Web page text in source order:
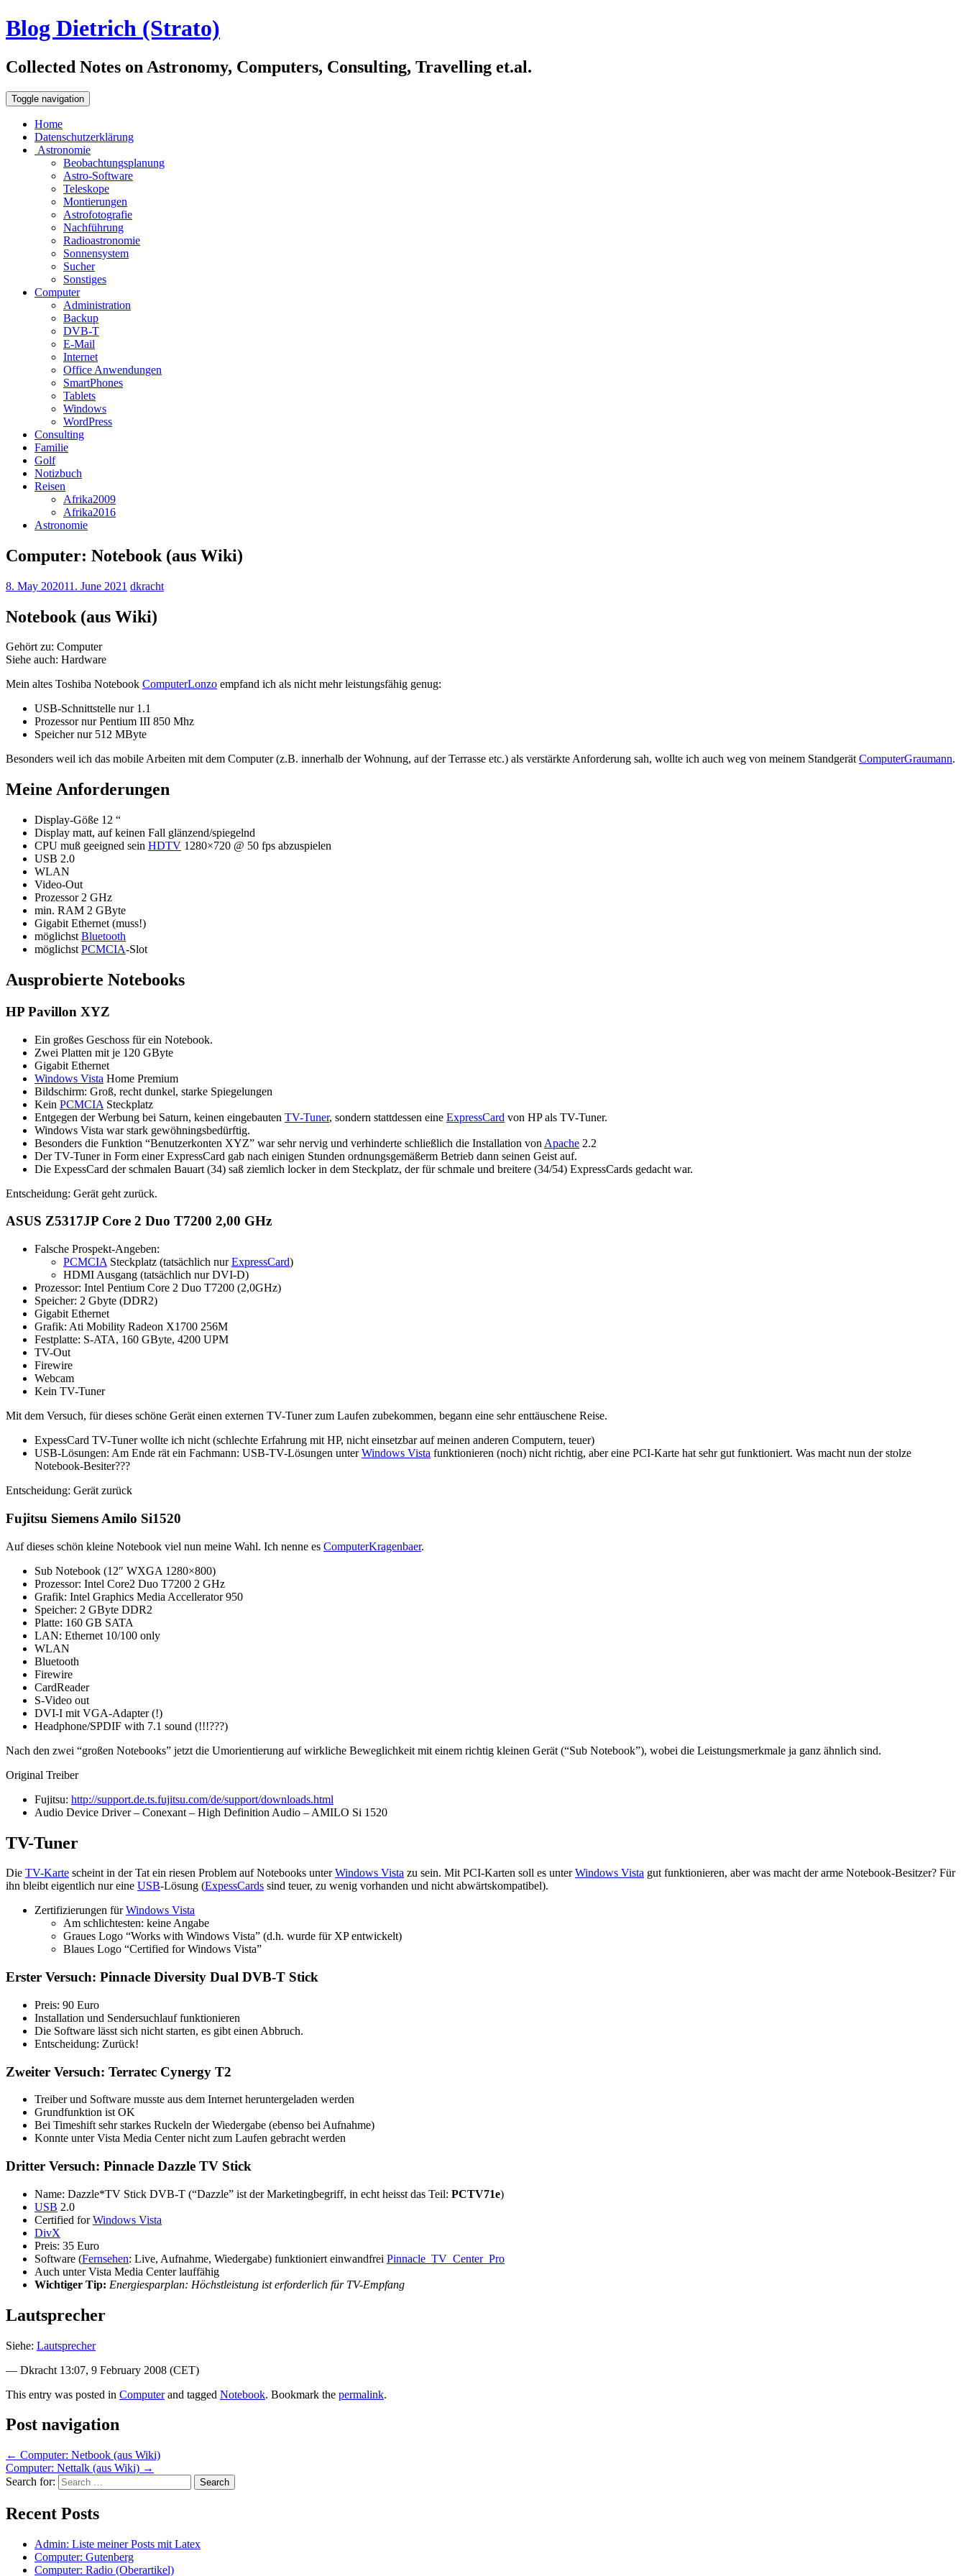
Blog Dietrich (Strato)
Collected Notes on Astronomy, Computers, Consulting, Travelling et.al.
Toggle navigation
Home
Datenschutzerklärung
Astronomie
Beobachtungsplanung
Astro-Software
Teleskope
Montierungen
Astrofotografie
Nachführung
Radioastronomie
Sonnensystem
Sucher
Sonstiges
Computer
Administration
Backup
DVB-T
E-Mail
Internet
Office Anwendungen
SmartPhones
Tablets
Windows
WordPress
Consulting
Familie
Golf
Notizbuch
Reisen
Afrika2009
Afrika2016
Astronomie
Computer: Notebook (aus Wiki)
8. May 202011. June 2021 dkracht
Notebook (aus Wiki)
Gehört zu: Computer
Siehe auch: Hardware
Mein altes Toshiba Notebook ComputerLonzo empfand ich als nicht mehr leistungsfähig genug:
USB-Schnittstelle nur 1.1
Prozessor nur Pentium III 850 Mhz
Speicher nur 512 MByte
Besonders weil ich das mobile Arbeiten mit dem Computer (z.B. innerhalb der Wohnung, auf der Terrasse etc.) als verstärkte Anforderung sah, wollte ich auch weg von meinem StandgerätComputerGraumann.
Meine Anforderungen
Display-Göße 12 “
Display matt, auf keinen Fall glänzend/spiegelnd
CPU muß geeigned sein HDTV 1280×720 @ 50 fps abzuspielen
USB 2.0
WLAN
Video-Out
Prozessor 2 GHz
min. RAM 2 GByte
Gigabit Ethernet (muss!)
möglichst Bluetooth
möglichst PCMCIA-Slot
Ausprobierte Notebooks
HP Pavillon XYZ
Ein großes Geschoss für ein Notebook.
Zwei Platten mit je 120 GByte
Gigabit Ethernet
Windows Vista Home Premium
Bildschirm: Groß, recht dunkel, starke Spiegelungen
Kein PCMCIA Steckplatz
Entgegen der Werbung bei Saturn, keinen eingebauten TV-Tuner, sondern stattdessen eine ExpressCard von HP als TV-Tuner.
Windows Vista war stark gewöhningsbedürftig.
Besonders die Funktion “Benutzerkonten XYZ” war sehr nervig und verhinderte schließlich die Installation von Apache 2.2
Der TV-Tuner in Form einer ExpressCard gab nach einigen Stunden ordnungsgemäßerm Betrieb dann seinen Geist auf.
Die ExpessCard der schmalen Bauart (34) saß ziemlich locker in dem Steckplatz, der für schmale und breitere (34/54) ExpressCards gedacht war.
Entscheidung: Gerät geht zurück.
ASUS Z5317JP Core 2 Duo T7200 2,00 GHz
Falsche Prospekt-Angeben:
PCMCIA Steckplatz (tatsächlich nurExpressCard)
HDMI Ausgang (tatsächlich nur DVI-D)
Prozessor: Intel Pentium Core 2 Duo T7200 (2,0GHz)
Speicher: 2 Gbyte (DDR2)
Gigabit Ethernet
Grafik: Ati Mobility Radeon X1700 256M
Festplatte: S-ATA, 160 GByte, 4200 UPM
TV-Out
Firewire
Webcam
Kein TV-Tuner
Mit dem Versuch, für dieses schöne Gerät einen externen TV-Tuner zum Laufen zubekommen, begann eine sehr enttäuschene Reise.
ExpessCard TV-Tuner wollte ich nicht (schlechte Erfahrung mit HP, nicht einsetzbar auf meinen anderen Computern, teuer)
USB-Lösungen: Am Ende rät ein Fachmann: USB-TV-Lösungen unterWindows Vista funktionieren (noch) nicht richtig, aber eine PCI-Karte hat sehr gut funktioniert. Was macht nun der stolze
Notebook-Besiter???
Entscheidung: Gerät zurück
Fujitsu Siemens Amilo Si1520
Auf dieses schön kleine Notebook viel nun meine Wahl. Ich nenne es ComputerKragenbaer.
Sub Notebook (12″ WXGA 1280×800)
Prozessor: Intel Core2 Duo T7200 2 GHz
Grafik: Intel Graphics Media Accellerator 950
Speicher: 2 GByte DDR2
Platte: 160 GB SATA
LAN: Ethernet 10/100 only
WLAN
Bluetooth
Firewire
CardReader
S-Video out
DVI-I mit VGA-Adapter (!)
Headphone/SPDIF with 7.1 sound (!!!???)
Nach den zwei “großen Notebooks” jetzt die Umorientierung auf wirkliche Beweglichkeit mit einem richtig kleinen Gerät (“Sub Notebook”), wobei die Leistungsmerkmale ja ganz ähnlich sind.
Original Treiber
Fujitsu: http://support.de.ts.fujitsu.com/de/support/downloads.html
Audio Device Driver – Conexant – High Definition Audio – AMILO Si 1520
TV-Tuner
Die TV-Karte scheint in der Tat ein riesen Problem auf Notebooks unterWindows Vista zu sein. Mit PCI-Karten soll es unterWindows Vista gut funktionieren, aber was macht der arme Notebook-Besitzer? Für
ihn bleibt eigentlich nur eine USB-Lösung (ExpessCards sind teuer, zu wenig vorhanden und nicht abwärtskompatibel).
Zertifizierungen fürWindows Vista
Am schlichtesten: keine Angabe
Graues Logo “Works with Windows Vista” (d.h. wurde für XP entwickelt)
Blaues Logo “Certified for Windows Vista”
Erster Versuch: Pinnacle Diversity Dual DVB-T Stick
Preis: 90 Euro
Installation und Sendersuchlauf funktionieren
Die Software lässt sich nicht starten, es gibt einen Abbruch.
Entscheidung: Zurück!
Zweiter Versuch: Terratec Cynergy T2
Treiber und Software musste aus dem Internet heruntergeladen werden
Grundfunktion ist OK
Bei Timeshift sehr starkes Ruckeln der Wiedergabe (ebenso bei Aufnahme)
Konnte unter Vista Media Center nicht zum Laufen gebracht werden
Dritter Versuch: Pinnacle Dazzle TV Stick
Name: Dazzle*TV Stick DVB-T (“Dazzle” ist der Marketingbegriff, in echt heisst das Teil: PCTV71e)
USB 2.0
Certified forWindows Vista
DivX
Preis: 35 Euro
Software (Fernsehen: Live, Aufnahme, Wiedergabe) funktioniert einwandfrei Pinnacle_TV_Center_Pro
Auch unter Vista Media Center lauffähig
Wichtiger Tip: Energiesparplan: Höchstleistung ist erforderlich für TV-Empfang
Lautsprecher
Siehe: Lautsprecher
— Dkracht 13:07, 9 February 2008 (CET)
This entry was posted in Computerand tagged Notebook. Bookmark the permalink.
Post navigation
← Computer: Netbook (aus Wiki)
Computer: Nettalk (aus Wiki) →
Search for:
Recent Posts
Admin: Liste meiner Posts mit Latex
Computer: Gutenberg
Computer: Radio (Oberartikel)